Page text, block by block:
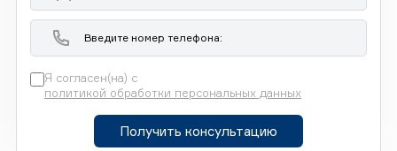
Я согласен(на) с
политикой обработки персональных данных
Получить консультацию